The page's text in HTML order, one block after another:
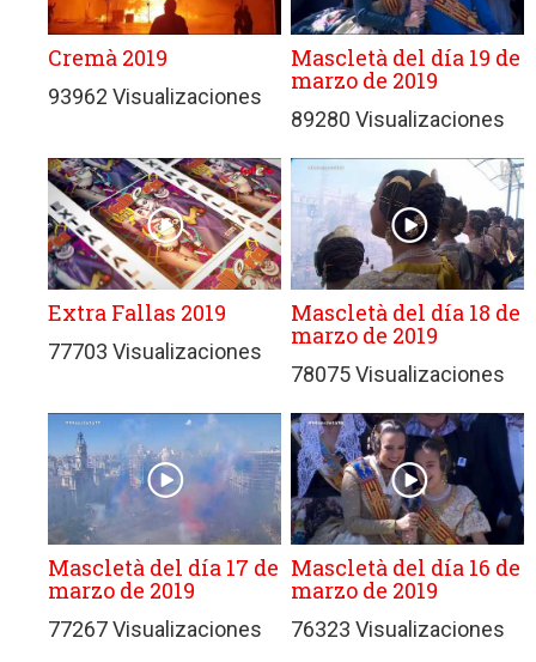
Cremà 2019
93962 Visualizaciones
Mascletà del día 19 de
marzo de 2019
89280 Visualizaciones
Extra Fallas 2019
77703 Visualizaciones
Mascletà del día 18 de
marzo de 2019
78075 Visualizaciones
Mascletà del día 17 de
marzo de 2019
77267 Visualizaciones
Mascletà del día 16 de
marzo de 2019
76323 Visualizaciones